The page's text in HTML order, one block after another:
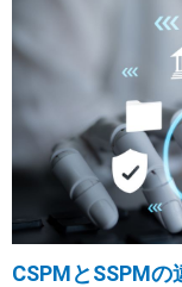
CSPMとSSPM